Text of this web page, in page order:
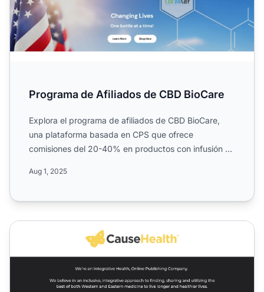
Programa de Afiliados de CBD BioCare
Explora el programa de afiliados de CBD BioCare,
una plataforma basada en CPS que ofrece
comisiones del 20-40% en productos con infusión de
Aug 1, 2025
Programa de Afiliados de Cause Health